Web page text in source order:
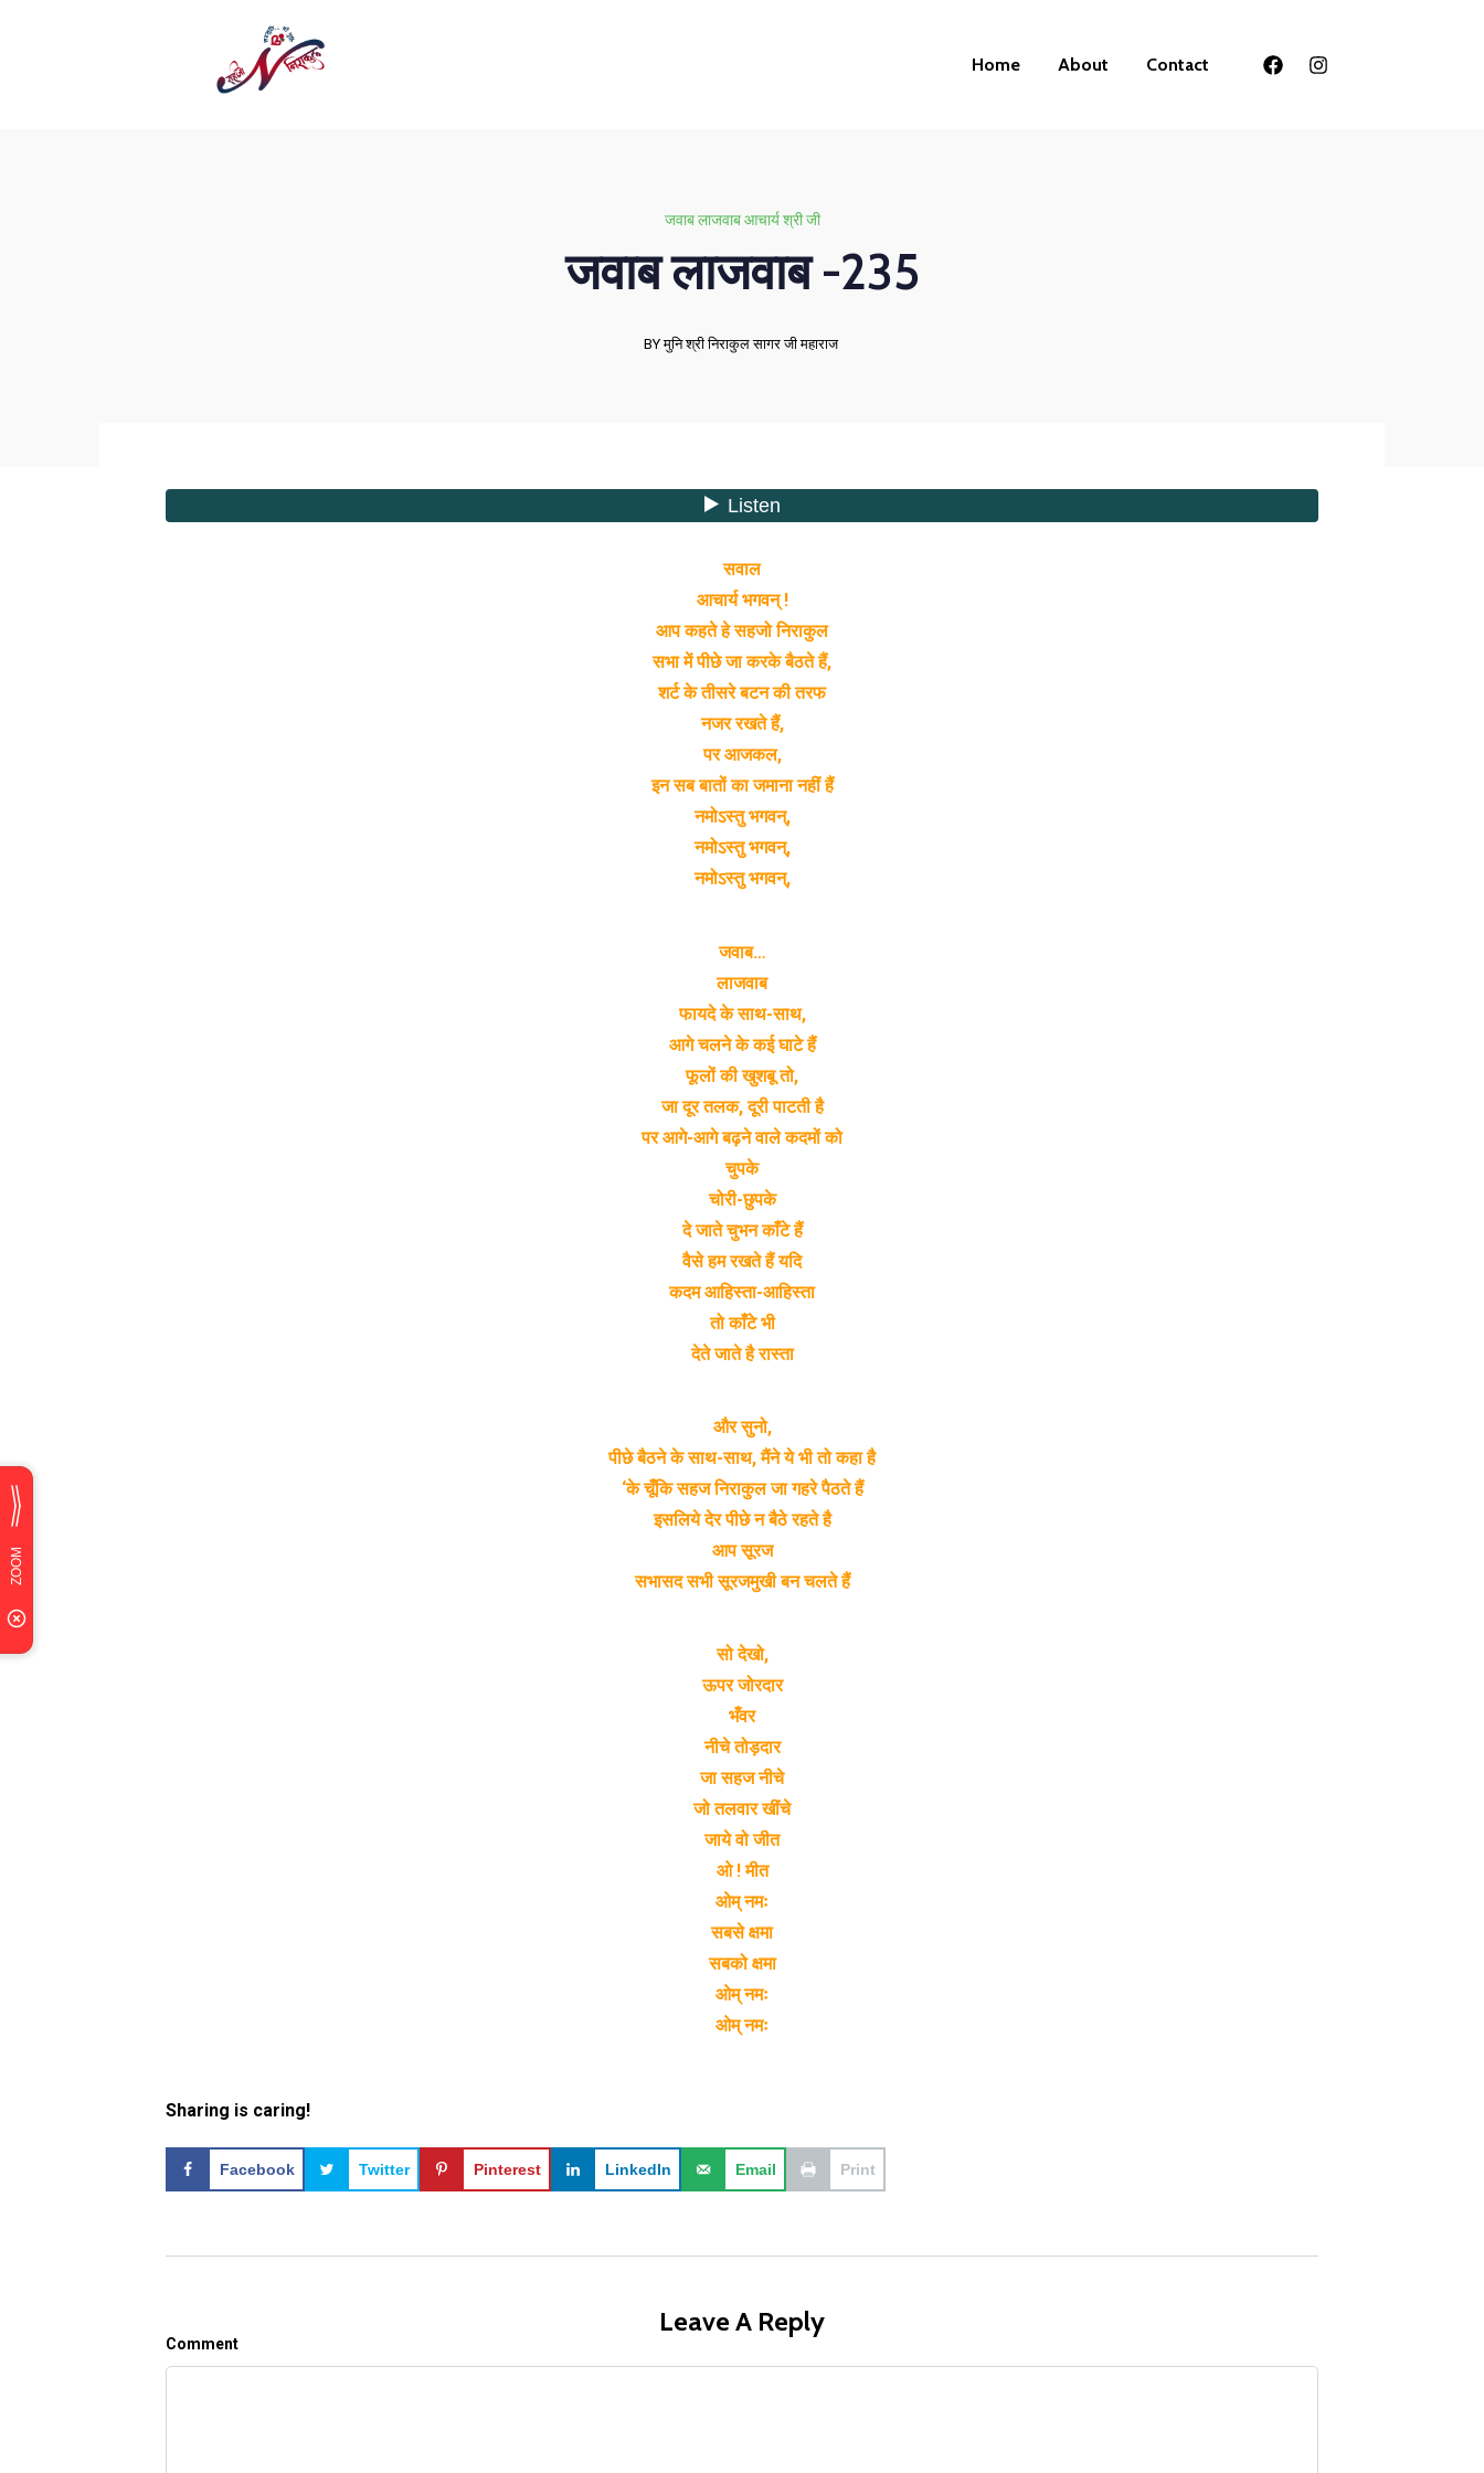
Home About Contact
जवाब लाजवाब आचार्य श्री जी
जवाब लाजवाब -235
BY मुनि श्री निराकुल सागर जी महाराज
सवाल
आचार्य भगवन् !
आप कहते हे सहजो निराकुल
सभा में पीछे जा करके बैठते हैं,
शर्ट के तीसरे बटन की तरफ
नजर रखते हैं,
पर आजकल,
इन सब बातों का जमाना नहीं हैं
नमोऽस्तु भगवन्,
नमोऽस्तु भगवन्,
नमोऽस्तु भगवन्,
जवाब…
लाजवाब
फायदे के साथ-साथ,
आगे चलने के कई घाटे हैं
फूलों की खुशबू तो,
जा दूर तलक, दूरी पाटती है
पर आगे-आगे बढ़ने वाले कदमों को
चुपके
चोरी-छुपके
दे जाते चुभन काँटे हैं
वैसे हम रखते हैं यदि
कदम आहिस्ता-आहिस्ता
तो काँटे भी
देते जाते है रास्ता
और सुनो,
पीछे बैठने के साथ-साथ, मैंने ये भी तो कहा है
‘के चूँकि सहज निराकुल जा गहरे पैठते हैं
इसलिये देर पीछे न बैठे रहते है
आप सूरज
सभासद सभी सूरजमुखी बन चलते हैं
सो देखो,
ऊपर जोरदार
भँवर
नीचे तोड़दार
जा सहज नीचे
जो तलवार खींचे
जाये वो जीत
ओ ! मीत
ओम् नमः
सबसे क्षमा
सबको क्षमा
ओम् नमः
ओम् नमः
Sharing is caring!
Facebook Twitter Pinterest LinkedIn Email Print
Leave A Reply
Comment